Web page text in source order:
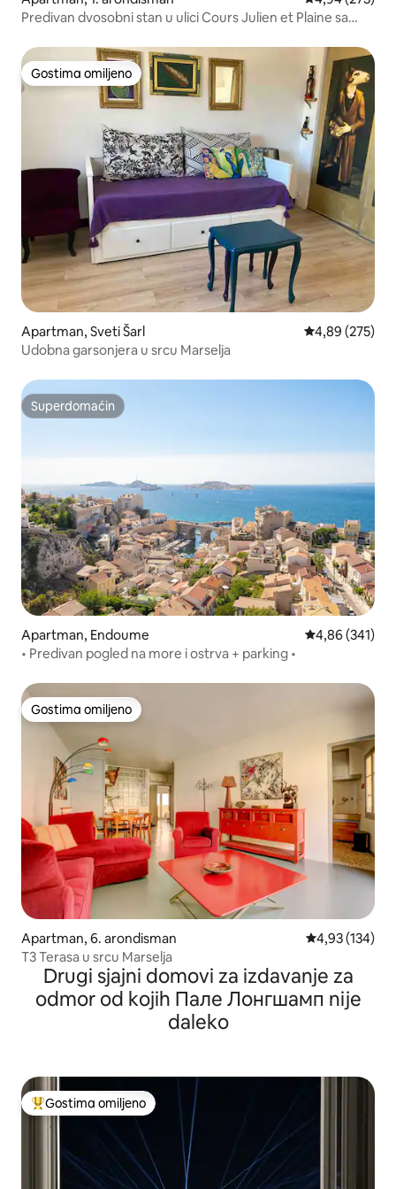
Predivan dvosobni stan u ulici Cours Julien et Plaine sa
Gostima omiljeno
Gostima omiljeno
Apartman, Sveti Šarl Prosečna
4,89 (275)
Udobna garsonjera u srcu Marselja
Superdomaćin
Superdomaćin
Apartman, Endoume Prosečna
4,86 (341)
• Predivan pogled na more i ostrva + parking •
Gostima omiljeno
Gostima omiljeno
Apartman, 6. arondisman Prosečna
4,93 (134)
T3 Terasa u srcu Marselja
Drugi sjajni domovi za izdavanje za
odmor od kojih Пале Лонгшамп nije
daleko
Najuspešniji među gostima omiljenim
Gostima omiljeno